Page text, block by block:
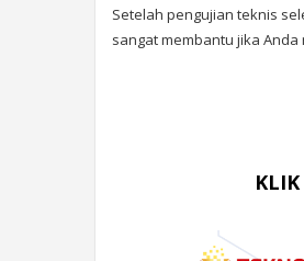
Setelah pengujian teknis
sangat membantu jika